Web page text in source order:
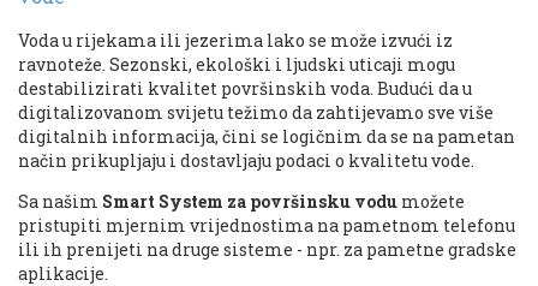
Voda u rijekama ili jezerima lako se može izvući iz
ravnoteže. Sezonski, ekološki i ljudski uticaji mogu
destabilizirati kvalitet površinskih voda. Budući da u
digitalizovanom svijetu težimo da zahtijevamo sve više
digitalnih informacija, čini se logičnim da se na pametan
način prikupljaju i dostavljaju podaci o kvalitetu vode.
Sa našim Smart System za površinsku vodu možete
pristupiti mjernim vrijednostima na pametnom telefonu
ili ih prenijeti na druge sisteme - npr. za pametne gradske
aplikacije.